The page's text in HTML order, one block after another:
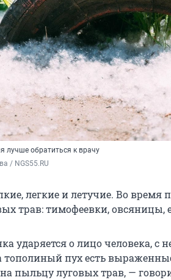
лучше обратиться к врачу
/ NGS55.RU
легкие и летучие. Во время
трав: тимофеевки, овсяницы,
ударяется о лицо человека, с
пух есть
пыльцу луговых трав, —